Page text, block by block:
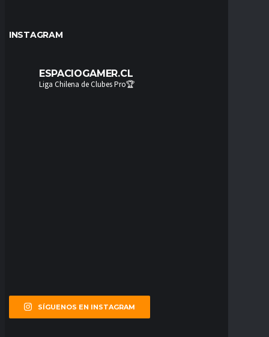
INSTAGRAM
ESPACIOGAMER.CL
Liga Chilena de Clubes Pro🏆
SÍGUENOS EN INSTAGRAM